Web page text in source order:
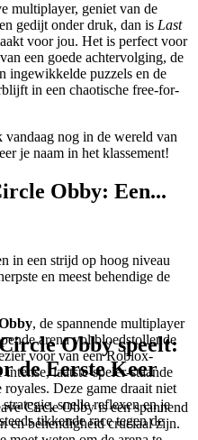
multiplayer, geniet van de
gedijt onder druk, dan is Last
voor jou. Het is perfect voor
een goede achtervolging, de
ingewikkelde puzzels en de
in een chaotische free-for-
nog in de wereld van
je naam in het klassement!
Obby: Een...
in een strijd op hoog niveau
en meest behendige de
, de spannende multiplayer
arena vol bloedstollende
voor van een Roblox-
laatste-speler-staande
Deze game draait niet
snelle reflexen en je
tikkende race tegen de
Obby speelt:
de Eerste Keer
Circle Obby is een spannend
en behendigheid cruciaal zijn.